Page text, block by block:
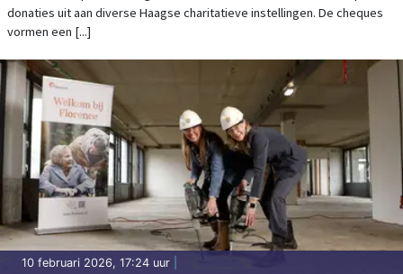
ORGANISATIES
donaties uit aan diverse Haagse charitatieve instellingen. De cheques
vormen een [...]
10 februari 2026, 17:24 uur